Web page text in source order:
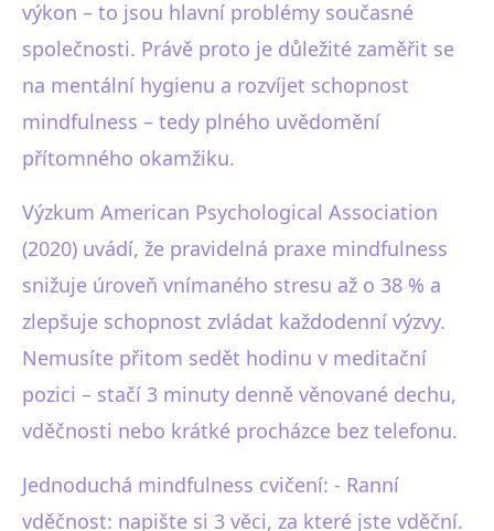
výkon – to jsou hlavní problémy současné
společnosti. Právě proto je důležité zaměřit se
na mentální hygienu a rozvíjet schopnost
mindfulness – tedy plného uvědomění
přítomného okamžiku.
Výzkum American Psychological Association
(2020) uvádí, že pravidelná praxe mindfulness
snižuje úroveň vnímaného stresu až o 38 % a
zlepšuje schopnost zvládat každodenní výzvy.
Nemusíte přitom sedět hodinu v meditační
pozici – stačí 3 minuty denně věnované dechu,
vděčnosti nebo krátké procházce bez telefonu.
Jednoduchá mindfulness cvičení: - Ranní
vděčnost: napište si 3 věci, za které jste vděční.